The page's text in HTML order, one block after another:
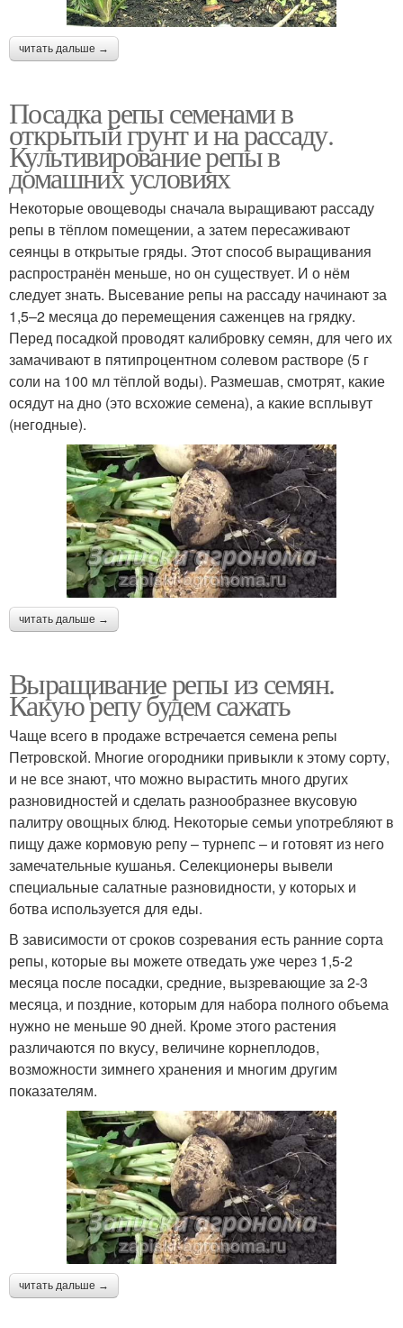
читать дальше →
Посадка репы семенами в
открытый грунт и на рассаду.
Культивирование репы в
домашних условиях
Некоторые овощеводы сначала выращивают рассаду
репы в тёплом помещении, а затем пересаживают
сеянцы в открытые гряды. Этот способ выращивания
распространён меньше, но он существует. И о нём
следует знать. Высевание репы на рассаду начинают за
1,5–2 месяца до перемещения саженцев на грядку.
Перед посадкой проводят калибровку семян, для чего их
замачивают в пятипроцентном солевом растворе (5 г
соли на 100 мл тёплой воды). Размешав, смотрят, какие
осядут на дно (это всхожие семена), а какие всплывут
(негодные).
читать дальше →
Выращивание репы из семян.
Какую репу будем сажать
Чаще всего в продаже встречается семена репы
Петровской. Многие огородники привыкли к этому сорту,
и не все знают, что можно вырастить много других
разновидностей и сделать разнообразнее вкусовую
палитру овощных блюд. Некоторые семьи употребляют в
пищу даже кормовую репу – турнепс – и готовят из него
замечательные кушанья. Селекционеры вывели
специальные салатные разновидности, у которых и
ботва используется для еды.
В зависимости от сроков созревания есть ранние сорта
репы, которые вы можете отведать уже через 1,5-2
месяца после посадки, средние, вызревающие за 2-3
месяца, и поздние, которым для набора полного объема
нужно не меньше 90 дней. Кроме этого растения
различаются по вкусу, величине корнеплодов,
возможности зимнего хранения и многим другим
показателям.
читать дальше →